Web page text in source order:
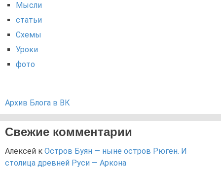
Мысли
статьи
Схемы
Уроки
фото
Архив Блога в ВК
Свежие комментарии
Алексей к Остров Буян — ныне остров Рюген. И
столица древней Руси — Аркона